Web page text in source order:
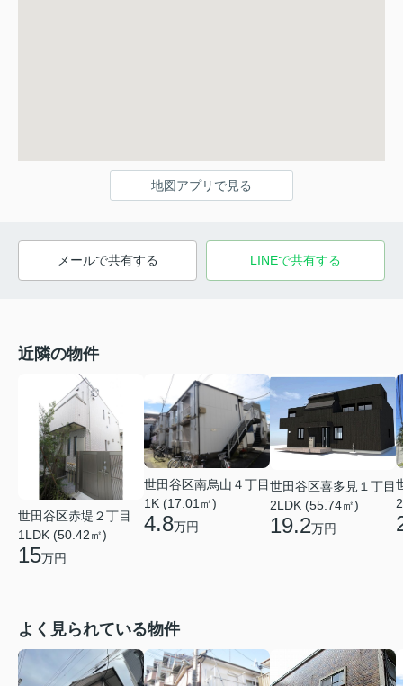
地図アプリで見る
メールで共有する LINEで共有する
近隣の物件
世田谷区赤堤２丁目
1LDK (50.42㎡)
15万円
世田谷区南烏山４丁目
1K (17.01㎡)
4.8万円
世田谷区喜多見１丁目
2LDK (55.74㎡)
19.2万円
よく見られている物件